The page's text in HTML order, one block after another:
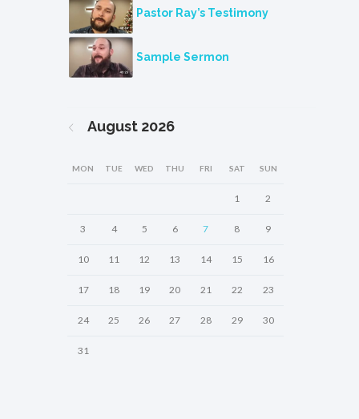
Pastor Ray’s Testimony
Sample Sermon
August 2026
MON TUE WED THU FRI SAT SUN
1 2
3 4 5 6 7 8 9
10 11 12 13 14 15 16
17 18 19 20 21 22 23
24 25 26 27 28 29 30
31